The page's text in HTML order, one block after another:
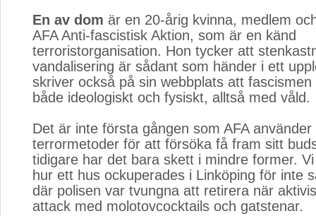
En av dom är en 20-årig kvinna, medlem
AFA Anti-fascistisk Aktion, som är en känd
terroristorganisation. Hon tycker att
vandalisering är sådant som händer i ett
skriver också på sin webbplats att
både ideologiskt och fysiskt, alltså med våld.
Det är inte första gången som AFA använder
terrormetoder för att försöka få fram sitt
tidigare har det bara skett i mindre former.
hur ett hus ockuperades i Linköping för inte
där polisen var tvungna att retirera när
attack med molotovcocktails och gatstenar.